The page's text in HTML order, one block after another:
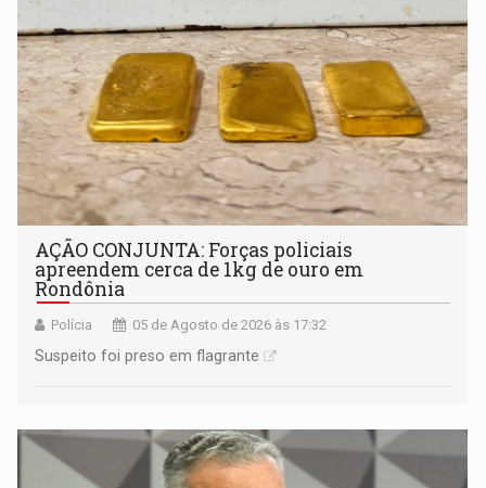
AÇÃO CONJUNTA: Forças policiais
apreendem cerca de 1kg de ouro em
Rondônia
Polícia 05 de Agosto de 2026 às 17:32
Suspeito foi preso em flagrante